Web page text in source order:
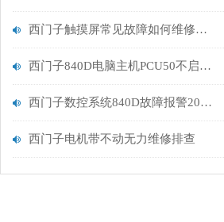
西门子触摸屏常见故障如何维修排查
西门子840D电脑主机PCU50不启动维修
西门子数控系统840D故障报警206010原因分析
西门子电机带不动无力维修排查